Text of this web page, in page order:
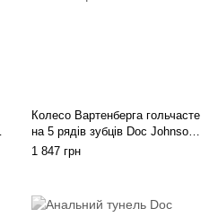
Колесо Вартенберга гольчасте
на 5 рядів зубців Doc Johnson
Kink- Spike - Solid Metal
1 847 грн